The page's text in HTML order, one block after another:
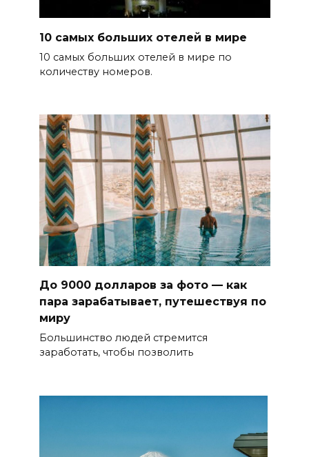
10 самых больших отелей в мире
10 самых больших отелей в мире по
количеству номеров.
До 9000 долларов за фото — как
пара зарабатывает, путешествуя по
миру
Большинство людей стремится
заработать, чтобы позволить